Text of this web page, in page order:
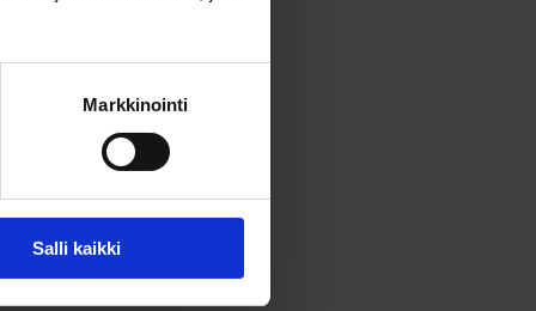
Markkinointi
Salli kaikki